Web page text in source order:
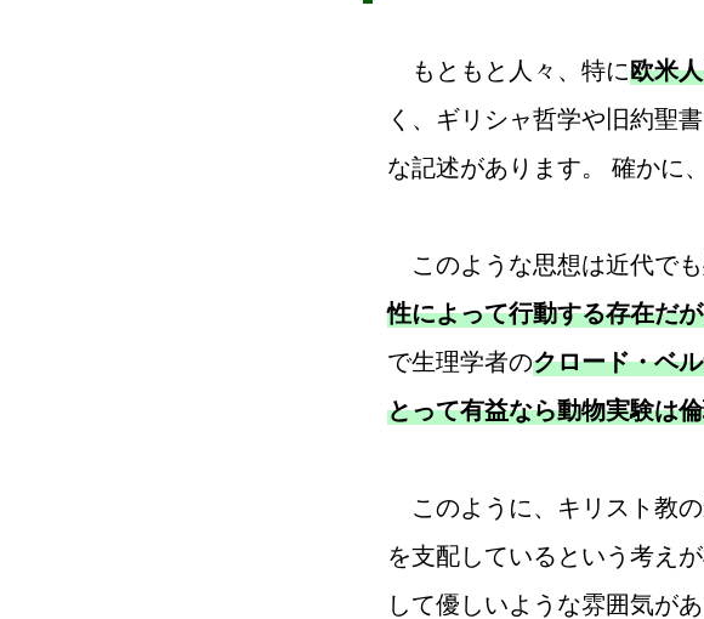
もともと人々、特に欧米
く、ギリシャ哲学や旧約聖
な記述があります。 確かに
このような思想は近代で
性によって行動する存在だ
で生理学者のクロード・ベ
とって有益なら動物実験は
このように、キリスト教
を支配しているという考え
して優しいような雰囲気が